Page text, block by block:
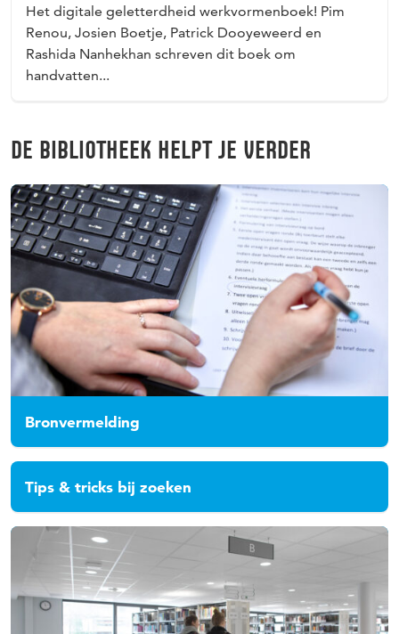
Het digitale geletterdheid werkvormenboek! Pim
Renou, Josien Boetje, Patrick Dooyeweerd en
Rashida Nanhekhan schreven dit boek om
handvatten...
DE BIBLIOTHEEK HELPT JE VERDER
Bronvermelding
Tips & tricks bij zoeken